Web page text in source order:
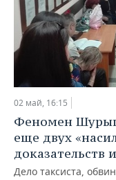
02 май, 16:15
Феномен
еще двух
доказательств
Дело таксиста,